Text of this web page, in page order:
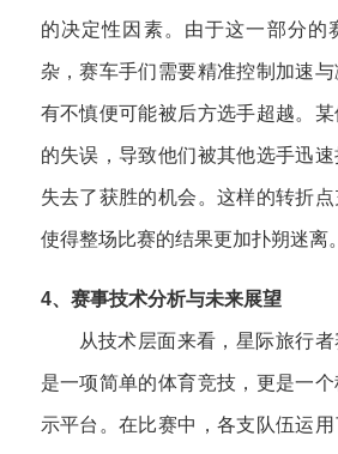
的决定性因素。由于这一部分的
杂，赛车手们需要精准控制加速
有不慎便可能被后方选手超越。
的失误，导致他们被其他选手迅
失去了获胜的机会。这样的转折
使得整场比赛的结果更加扑朔迷离。
4、赛事技术分析与未来展望
从技术层面来看，星际旅行
是一项简单的体育竞技，更是一
示平台。在比赛中，各支队伍运